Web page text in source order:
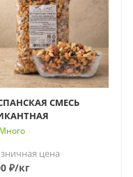
СМЕСЬ
Много
цена
₽/кг